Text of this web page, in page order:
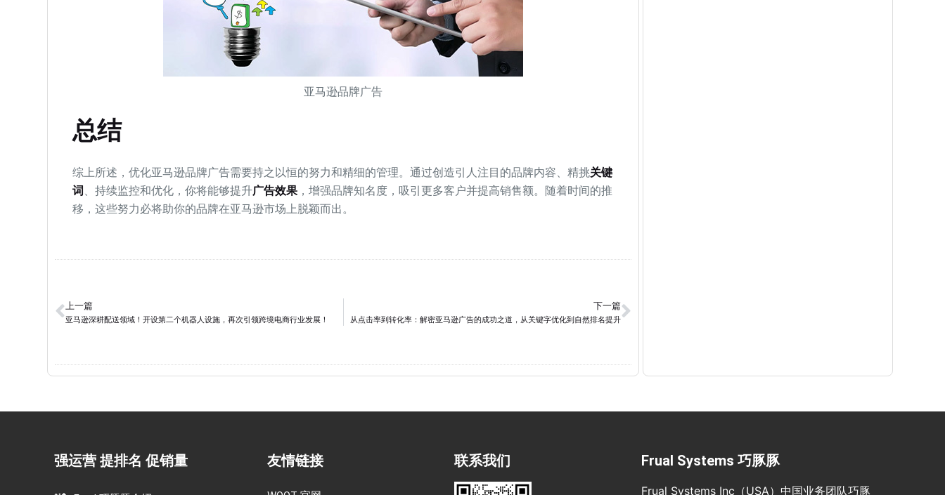
亚马逊品牌广告
总结
综上所述，优化亚马逊品牌广告需要持之以恒的努力和精细的管理。通过创造引人注目的品牌内容、精挑关键
词 、持续监控和优化，你将能够提升广告效果，增强品牌知名度，吸引更多客户并提高销售额。随着时间的推
移，这些努力必将助你的品牌在亚马逊市场上脱颖而出。
上一篇
亚马逊深耕配送领域！开设第二个机器人设施，再次引领跨境电商行业发展！
下一篇
从点击率到转化率：解密亚马逊广告的成功之道，从关键字优化到自然排名提升
强运营 提排名 促销量 友情链接 联系我们 Frual Systems 巧豚豚
Frual Systems Inc（USA）中国业务团队巧豚